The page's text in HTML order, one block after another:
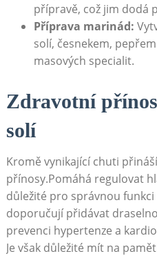
přípravě, což jim dodá
Příprava marinád:
solí, česnekem,
masových specialit.
Zdravotní
solí
Kromě vynikající chuti
přínosy.Pomáhá regulovat
důležité pro správnou
doporučují přidávat
prevenci hypertenze a
Je však důležité mít na